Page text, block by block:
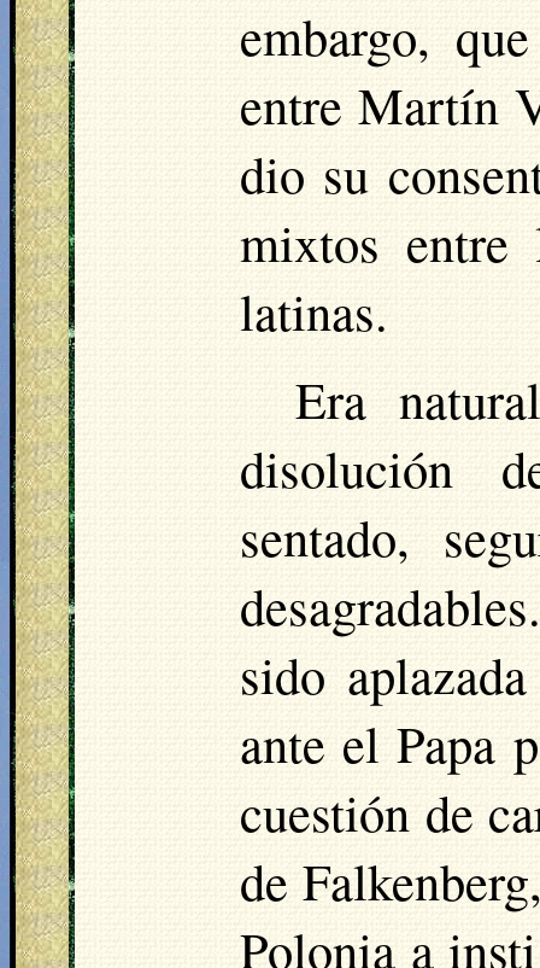
embargo,
entre Martín
dio su
mixtos entre
latinas.
Era
disolución
sentado,
sido
ante el Papa
cuestión de
de Falkenberg
Polonia a